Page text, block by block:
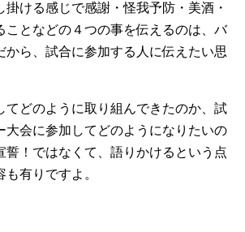
ける感じで感謝・怪我予防・美酒・
ことなどの４つの事を伝えるのは、バ
から、試合に参加する人に伝えたい思
てどのように取り組んできたのか、試
大会に参加してどのようになりたいの
誓！ではなくて、語りかけるという点
有りですよ。